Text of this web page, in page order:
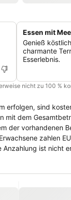
Essen mit
Genieß
charmante
Esserlebnis.
nicht zu 100 %
erfolgen, sind
dem
der vorhandenen
zahlen
ist nicht